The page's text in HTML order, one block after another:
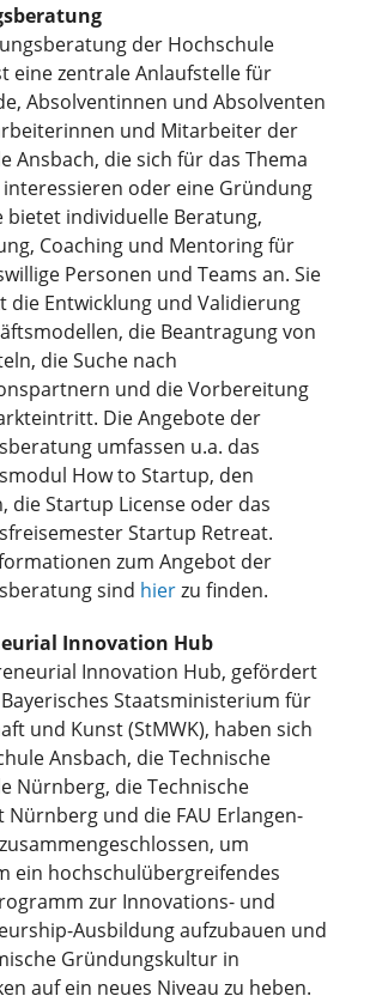
der Hochschule
eine zentrale Anlaufstelle für
Absolventinnen und Absolventen
und Mitarbeiter der
Ansbach, die sich für das Thema
oder eine Gründung
bietet individuelle Beratung,
Coaching und Mentoring für
Personen und Teams an. Sie
die Entwicklung und Validierung
die Beantragung von
die Suche nach
und die Vorbereitung
Die Angebote der
umfassen u.a. das
How to Startup, den
die Startup License oder das
Startup Retreat.
zum Angebot der
sind hierzu finden.
Innovation Hub
Innovation Hub, gefördert
Staatsministerium für
und Kunst (StMWK), haben sich
Ansbach, die Technische
Nürnberg, die Technische
Nürnberg und die FAU Erlangen-
um
ein hochschulübergreifendes
zur Innovations- und
Ausbildung aufzubauen und
Gründungskultur in
auf ein neues Niveau zu heben.